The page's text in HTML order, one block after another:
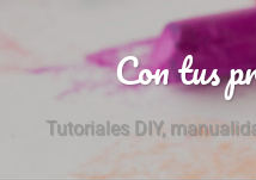
Con tus
Tutoriales DIY,